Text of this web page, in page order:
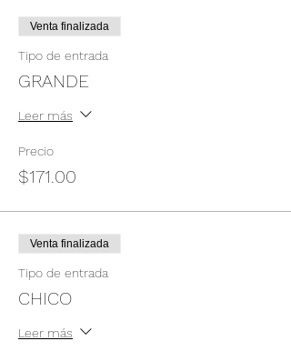
Venta finalizada
Tipo de entrada
GRANDE
Leer más
Precio
$171.00
Venta finalizada
Tipo de entrada
CHICO
Leer más